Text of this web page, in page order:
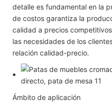
detalle es fundamental en la
de costos garantiza la
calidad a precios
las necesidades de los
relación calidad-precio.
Ámbito de aplicación